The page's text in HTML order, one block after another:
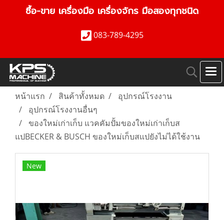
ซื้อ-ขาย เครื่องมือ เครื่องจักร มือสองทุกชนิด
083-789-4295
หน้าแรก สินค้าทั้งหมด
อุปกรณ์โรงงาน
อุปกรณ์โรงงานอื่นๆ
ของใหม่เก่าเก็บ แวคคัมปั้มของใหม่เก่าเก็บส
แปBECKER & BUSCH ของใหม่เก็บสแปยังไม่ได้ใช้งาน
New